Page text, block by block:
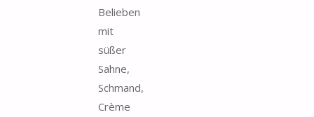
Belieben
mit
süßer
Sahne,
Schmand,
Crème